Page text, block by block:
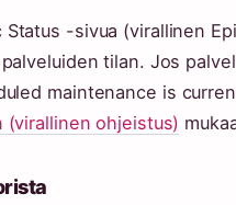
Status -sivua (virallinen
tilan. Jos
maintenance is
(virallinen ohjeistus)